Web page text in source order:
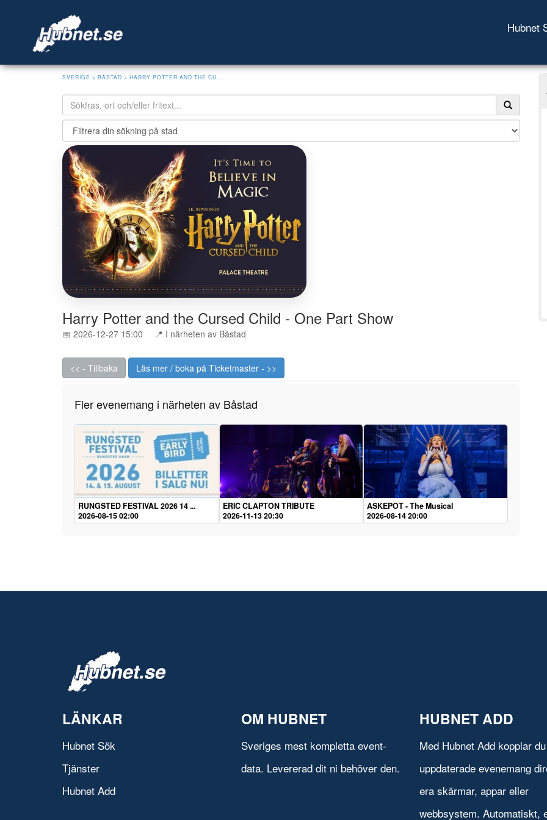
Hubnet
SVERIGE > BÅSTAD > HARRY POTTER AND THE CU...
Harry Potter and the Cursed Child - One Part Show
📅 2026-12-27 15:00 📍 I närheten av Båstad
<< - Tillbaka Läs mer / boka på Ticketmaster - >>
Fler evenemang i närheten av Båstad
RUNGSTED FESTIVAL 2026 14 ...
2026-08-15 02:00
ERIC CLAPTON TRIBUTE
2026-11-13 20:30
ASKEPOT - The Musical
2026-08-14 20:00
LÄNKAR
Hubnet Sök
Tjänster
Hubnet Add
OM HUBNET
Sveriges mest kompletta event-
data. Levererad dit ni behöver den.
HUBNET ADD
Med Hubnet Add kopplar
uppdaterade evenemang
era skärmar, appar eller
webbsystem. Automatiskt,